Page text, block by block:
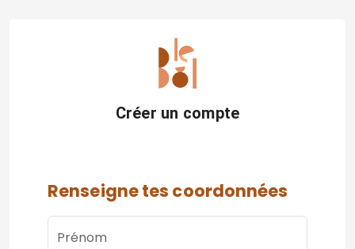
Créer un compte
Renseigne tes coordonnées
Prénom